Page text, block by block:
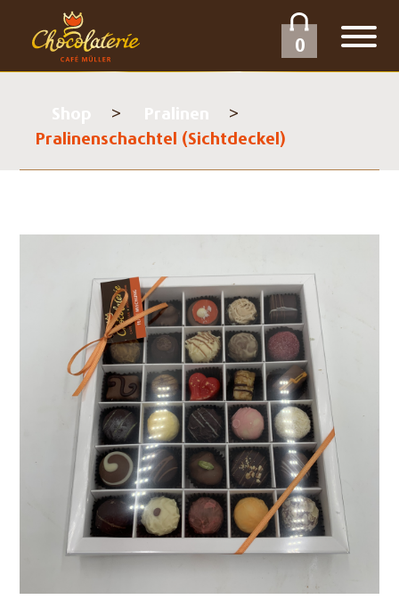
0
Pralinenschachtel (Sichtdeckel)